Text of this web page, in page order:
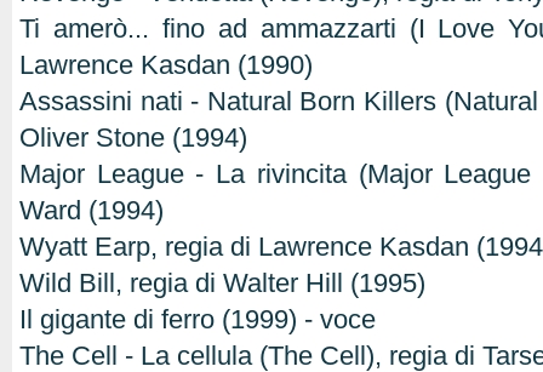
Ti amerò... fino ad ammazzarti (I Love
Lawrence Kasdan (1990)
Assassini nati - Natural Born Killers
Oliver Stone (1994)
Major League - La rivincita (Major
Ward (1994)
Wyatt Earp, regia di Lawrence Kasdan
Wild Bill, regia di Walter Hill (1995)
Il gigante di ferro (1999) - voce
The Cell - La cellula (The Cell), regia di